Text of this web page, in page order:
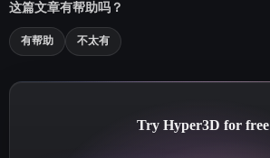
这篇文章有帮助吗？
有帮助 不太有
Try Hyper3D for free